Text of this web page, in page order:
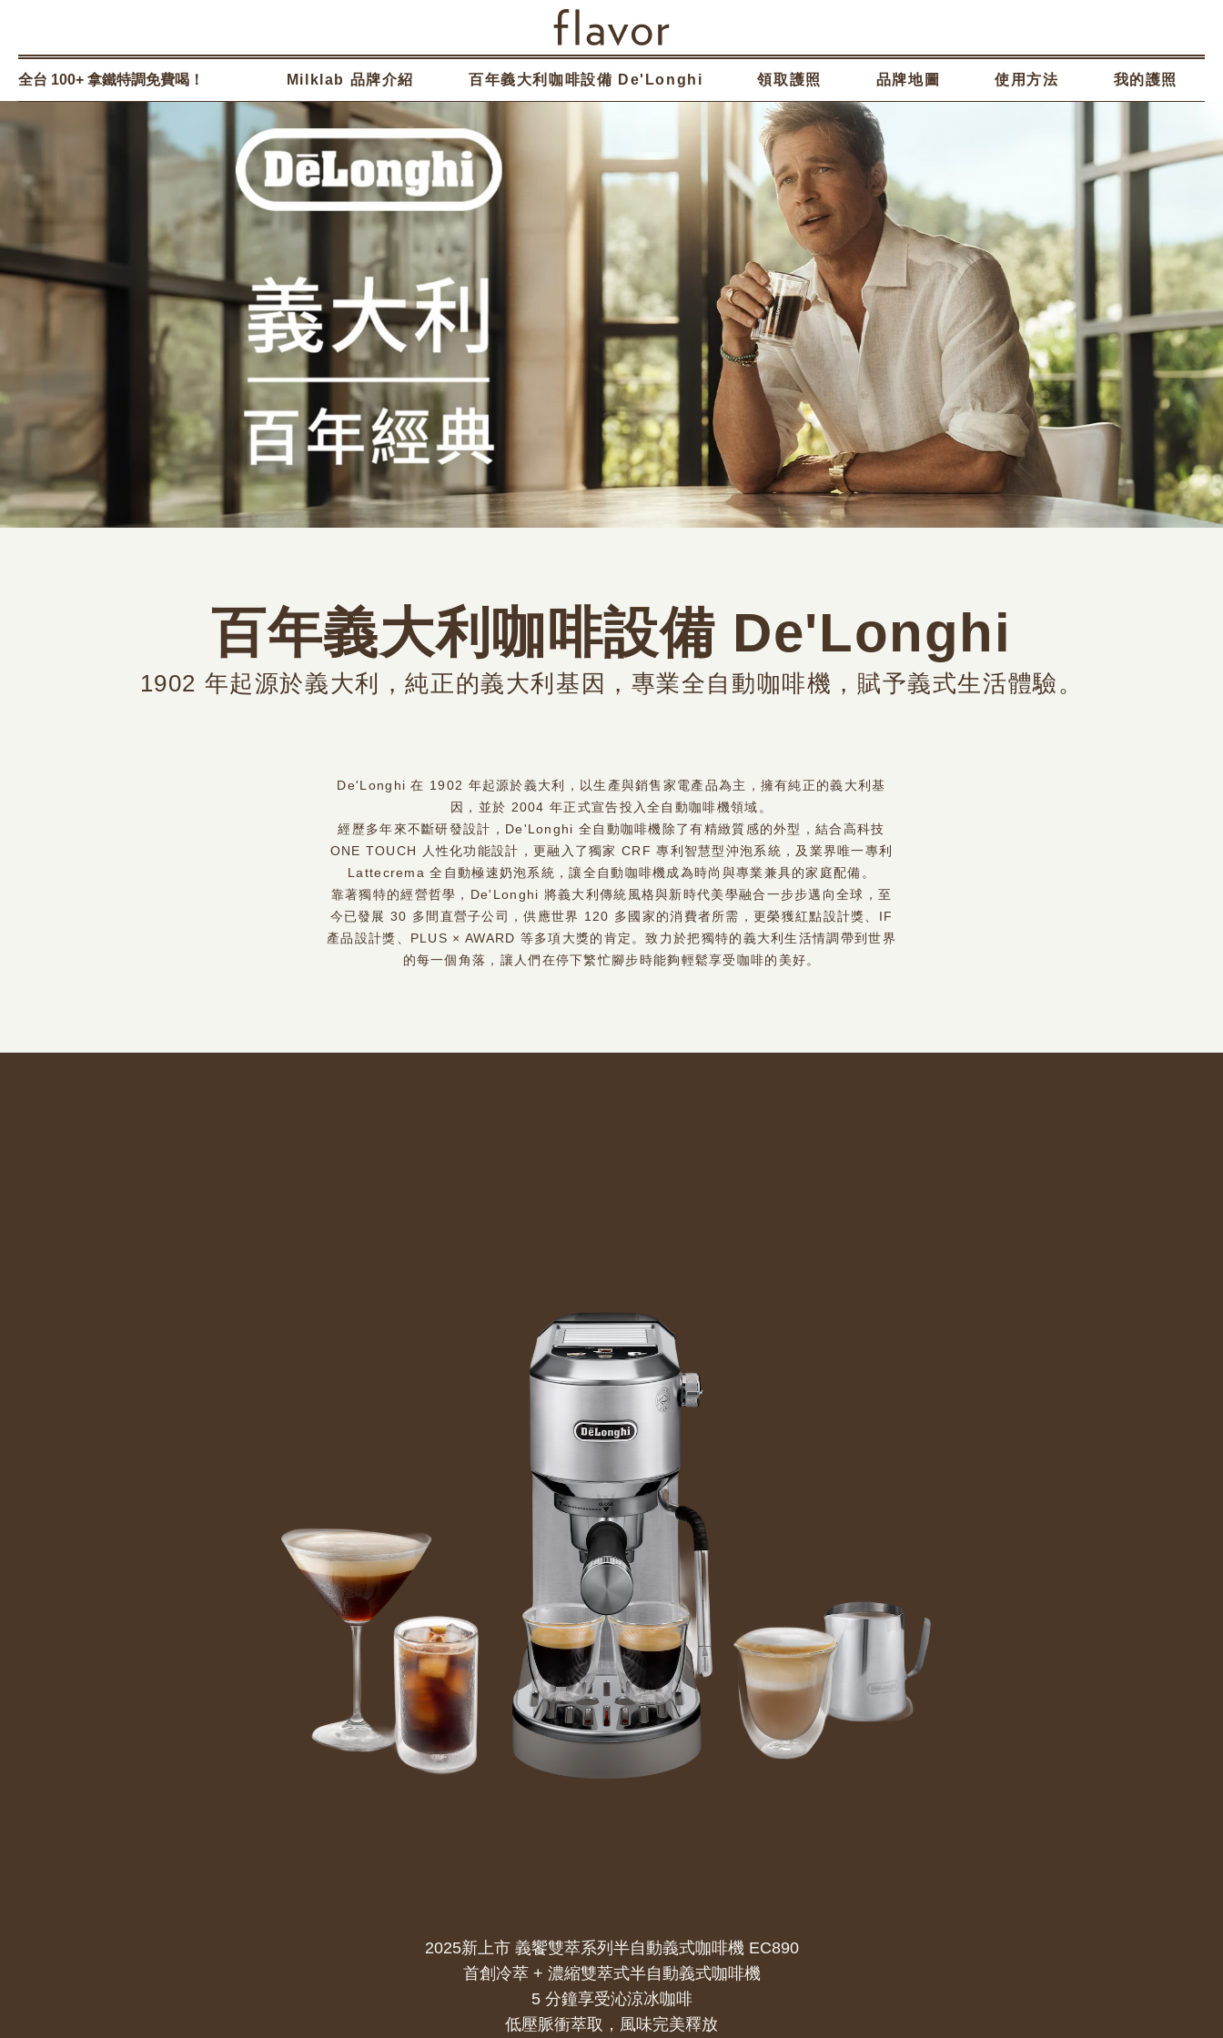
全台 100+ 拿鐵特調免費喝！ Milklab 品牌介紹 百年義大利咖啡設備 De'Longhi 領取護照 品牌地圖 使用方法 我的護照
百年義大利咖啡設備 De'Longhi
1902 年起源於義大利，純正的義大利基因，專業全自動咖啡機，賦予義式生活體驗。
De'Longhi 在 1902 年起源於義大利，以生產與銷售家電產品為主，擁有純正的義大利基
因，並於 2004 年正式宣告投入全自動咖啡機領域。
經歷多年來不斷研發設計，De'Longhi 全自動咖啡機除了有精緻質感的外型，結合高科技
ONE TOUCH 人性化功能設計，更融入了獨家 CRF 專利智慧型沖泡系統，及業界唯一專利
Lattecrema 全自動極速奶泡系統，讓全自動咖啡機成為時尚與專業兼具的家庭配備。
靠著獨特的經營哲學，De'Longhi 將義大利傳統風格與新時代美學融合一步步邁向全球，至
今已發展 30 多間直營子公司，供應世界 120 多國家的消費者所需，更榮獲紅點設計獎、IF
產品設計獎、PLUS × AWARD 等多項大獎的肯定。致力於把獨特的義大利生活情調帶到世界
的每一個角落，讓人們在停下繁忙腳步時能夠輕鬆享受咖啡的美好。
2025新上市 義饗雙萃系列半自動義式咖啡機 EC890
首創冷萃 + 濃縮雙萃式半自動義式咖啡機
5 分鐘享受沁涼冰咖啡
低壓脈衝萃取，風味完美釋放